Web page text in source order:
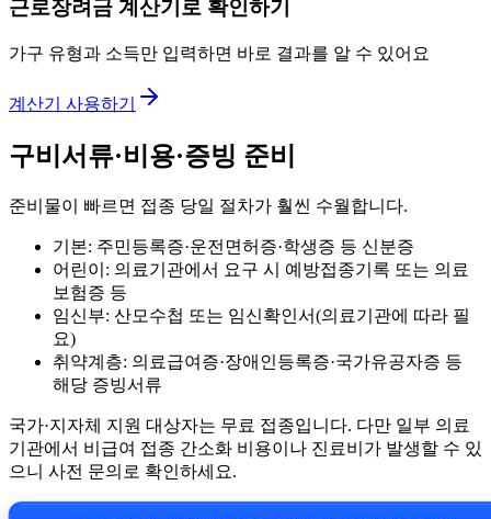
근로장려금 계산기로 확인하기
가구 유형과 소득만 입력하면 바로 결과를 알 수 있어요
계산기 사용하기
구비서류·비용·증빙 준비
준비물이 빠르면 접종 당일 절차가 훨씬 수월합니다.
기본: 주민등록증·운전면허증·학생증 등 신분증
어린이: 의료기관에서 요구 시 예방접종기록 또는 의료
보험증 등
임신부: 산모수첩 또는 임신확인서(의료기관에 따라 필
요)
취약계층: 의료급여증·장애인등록증·국가유공자증 등
해당 증빙서류
국가·지자체 지원 대상자는 무료 접종입니다. 다만 일부 의료
기관에서 비급여 접종 간소화 비용이나 진료비가 발생할 수 있
으니 사전 문의로 확인하세요.